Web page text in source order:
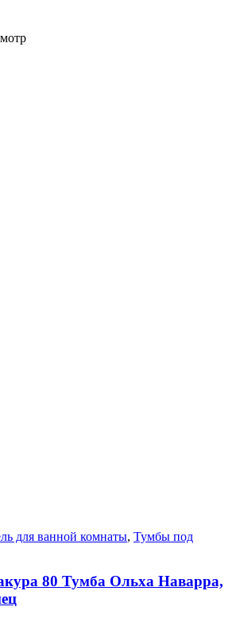
для ванной комнаты, Тумбы под
80 Тумба Ольха Наварра,